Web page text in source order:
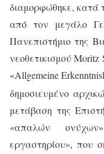
διαμορφώθηκε, κατά
από τον μεγάλο
Πανεπιστήμιο της
νεοθετικισμούMoritz
«Allgemeine
δημοσιευμένο
μετάβαση της
«απαλών
εργαστηρίου», που